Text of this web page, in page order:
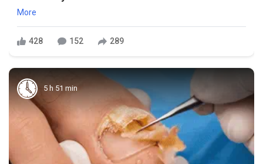
More
428 152 289
5 h 51 min